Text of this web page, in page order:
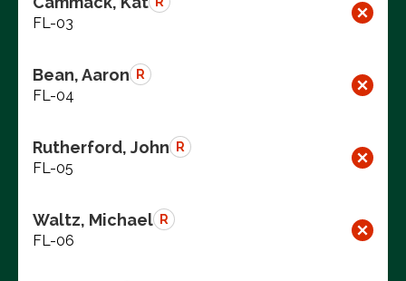
FL-03
Bean, Aaron R
FL-04
Rutherford, John R
FL-05
Waltz, Michael R
FL-06